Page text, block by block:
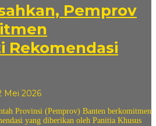
Pemprov
Rekomendasi
Mei 2026oleh
sovian
Provinsi (Pemprov) Banten berkomitmen
yang diberikan oleh Panitia Khusus